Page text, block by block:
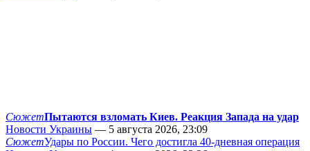
СюжетПытаются взломать Киев. Реакция Запада на удар
Новости Украины — 5 августа 2026, 23:09
СюжетУдары по России. Чего достигла 40-дневная операция